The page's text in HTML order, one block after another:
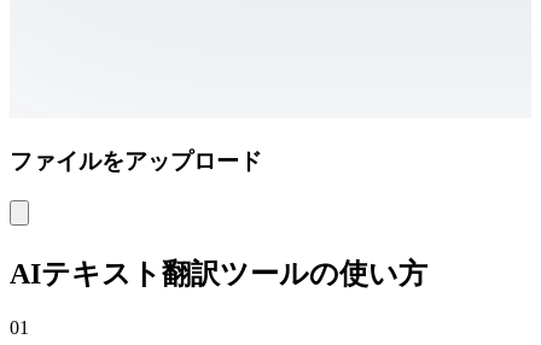
ファイルをアップロード
AIテキスト翻訳ツールの使い方
01